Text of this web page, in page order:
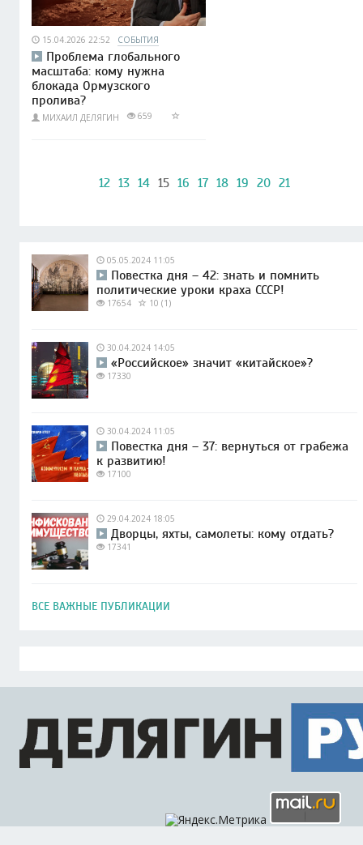
15.04.2026 22:52 СОБЫТИЯ
Проблема глобального
масштаба: кому нужна
блокада Ормузского
пролива?
МИХАИЛ ДЕЛЯГИН 659
12 13 14 15 16 17 18 19 20 21
05.05.2024 11:05
Повестка дня – 42: знать и помнить
политические уроки краха СССР!
17654 10 (1)
30.04.2024 14:05
«Российское» значит «китайское»?
17330
30.04.2024 11:05
Повестка дня – 37: вернуться от грабежа
к развитию!
17100
29.04.2024 18:05
Дворцы, яхты, самолеты: кому отдать?
17341
ВСЕ ВАЖНЫЕ ПУБЛИКАЦИИ